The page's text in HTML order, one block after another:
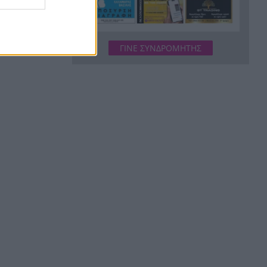
στην Ελλάδα, 23 νέα
κρούσματα σε μια εβδομάδα
«Καμίνι» η χώρα το
Σαββατοκύριακο: Πού θα
ΓΙΝΕ ΣΥΝΔΡΟΜΗΤΗΣ